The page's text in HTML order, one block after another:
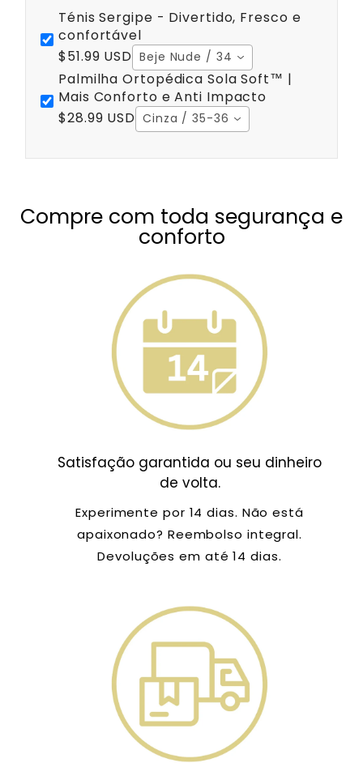
Ténis Sergipe - Divertido, Fresco e
confortável
$51.99 USD Beje Nude / 34
Palmilha Ortopédica Sola Soft™ |
Mais Conforto e Anti Impacto
$28.99 USD Cinza / 35-36
Compre com toda segurança e
conforto
Satisfação garantida ou seu dinheiro
de volta.
Experimente por 14 dias. Não está
apaixonado? Reembolso integral.
Devoluções em até 14 dias.